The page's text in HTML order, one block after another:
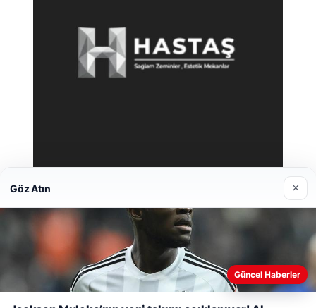
© 2026 Gezegen Haber – Güncel Haberler
Göz Atın ×
Güncel Haberler